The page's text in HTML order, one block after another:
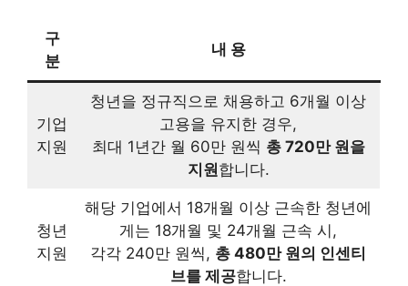
구
분
내 용
기업
지원
청년을 정규직으로 채용하고 6개월 이상
고용을 유지한 경우,
최대 1년간 월 60만 원씩 총 720만 원을
지원합니다.
청년
지원
해당 기업에서 18개월 이상 근속한 청년에
게는 18개월 및 24개월 근속 시,
각각 240만 원씩, 총 480만 원의 인센티
브를 제공합니다.